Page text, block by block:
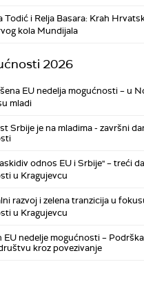
Todić i Relja Basara: Krah
kola Mundijala
2026
EU nedelja mogućnosti – u
mladi
Srbije je na mladima - završni
odnos EU i Srbije" – treći
u Kragujevcu
razvoj i zelena tranzicija u
u Kragujevcu
EU nedelje mogućnosti –
kroz povezivanje